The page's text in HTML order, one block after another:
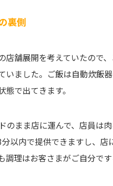
裏側
店舗展開を考えていたので
いました。ご飯は自動炊飯
で出てきます。
のまま店に運んで、店員は
以内で提供できますし、店
調理はお客さまがご自分で